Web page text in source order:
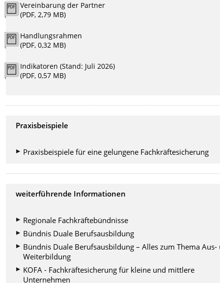
Vereinbarung der Partner
(PDF, 2,79 MB)
Handlungsrahmen
(PDF, 0,32 MB)
Indikatoren (Stand: Juli 2026)
(PDF, 0,57 MB)
Praxisbeispiele
Praxisbeispiele für eine gelungene Fachkräftesicherung
weiterführende Informationen
Regionale Fachkräftebündnisse
Bündnis Duale Berufsausbildung
Bündnis Duale Berufsausbildung – Alles zum Thema Aus-
Weiterbildung
KOFA - Fachkräftesicherung für kleine und mittlere
Unternehmen